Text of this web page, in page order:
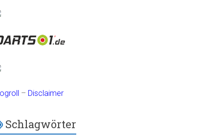
– Disclaimer
Schlagwörter